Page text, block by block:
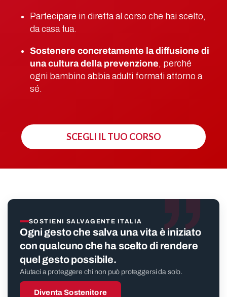
Partecipare in diretta al corso che hai scelto,
da casa tua.
Sostenere concretamente la diffusione di
una cultura della prevenzione, perché
ogni bambino abbia adulti formati attorno a
sé.
SCEGLI IL TUO CORSO
”
SOSTIENI SALVAGENTE ITALIA
Ogni gesto che salva una vita è iniziato
con qualcuno che ha scelto di rendere
quel gesto possibile.
Aiutaci a proteggere chi non può proteggersi da solo.
Diventa Sostenitore